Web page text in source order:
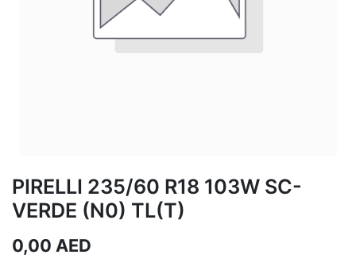
PIRELLI 235/60 R18 103W SC-
VERDE (N0) TL(T)
0,00 AED